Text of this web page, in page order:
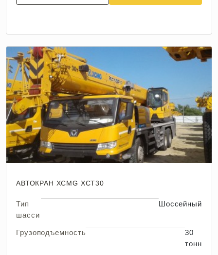
АВТОКРАН XCMG XCT30
Тип
шасси
Шоссейный
Грузоподъемность
30
тонн